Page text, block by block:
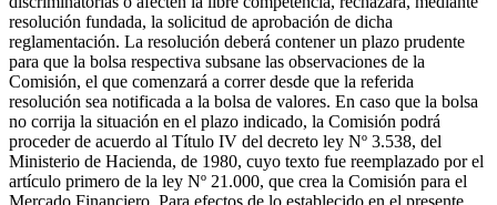
resolución fundada, la solicitud de aprobación de dicha
reglamentación. La resolución deberá contener un plazo prudente
para que la bolsa respectiva subsane las observaciones de la
Comisión, el que comenzará a correr desde que la referida
resolución sea notificada a la bolsa de valores. En caso que la bolsa
no corrija la situación en el plazo indicado, la Comisión podrá
proceder de acuerdo al Título IV del decreto ley Nº 3.538, del
Ministerio de Hacienda, de 1980, cuyo texto fue reemplazado por el
artículo primero de la ley Nº 21.000, que crea la Comisión para el
Mercado Financiero. Para efectos de lo establecido en el presente